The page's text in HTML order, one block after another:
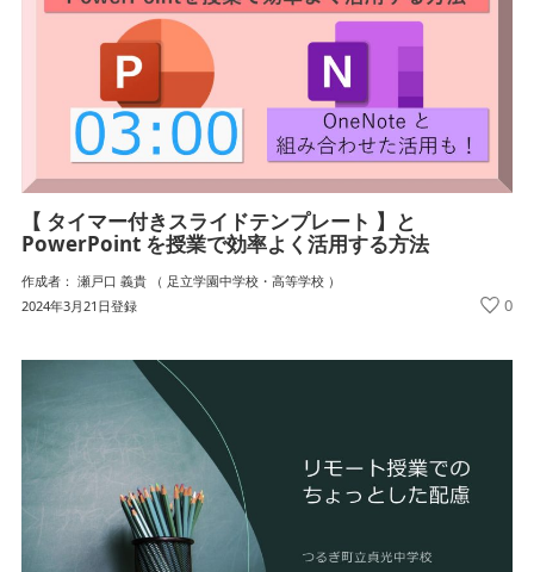
【 タイマー付きスライドテンプレート 】と
PowerPoint を授業で効率よく活用する方法
作成者： 瀬戸口 義貴 （ 足立学園中学校・高等学校 ）
2024年3月21日登録
0